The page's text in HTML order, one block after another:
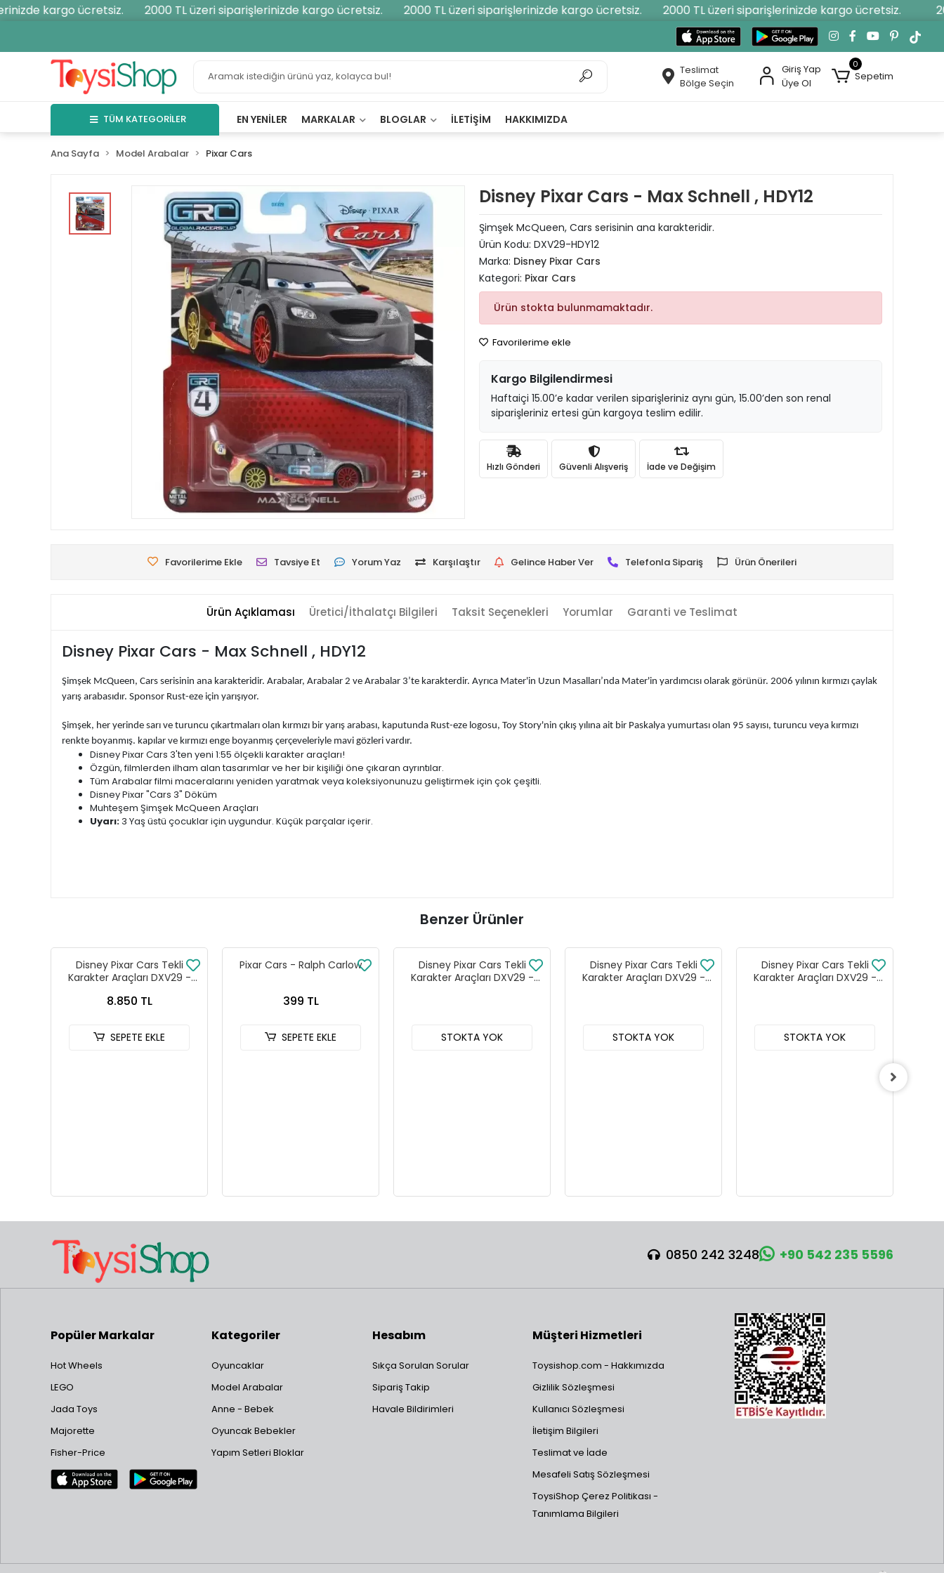
kargo ücretsiz. 2000 TL üzeri siparişlerinizde kargo ücretsiz. 2000 TL üzeri siparişlerinizde kargo ücretsiz. 2000 TL üzeri siparişlerinizde kargo ücretsiz.
Teslimat
Bölge Seçin
Giriş Yap
Üye Ol
0
Sepetim
TÜM KATEGORİLER EN YENILER MARKALAR BLOGLAR İLETIŞIM HAKKIMIZDA
Ana Sayfa Model Arabalar Pixar Cars
Disney Pixar Cars - Max Schnell , HDY12
Şimşek McQueen, Cars serisinin ana karakteridir.
Ürün Kodu: DXV29-HDY12
Marka: Disney Pixar Cars
Kategori: Pixar Cars
Ürün stokta bulunmamaktadır.
Favorilerime ekle
Kargo Bilgilendirmesi
Haftaiçi 15.00’e kadar verilen siparişleriniz aynı gün, 15.00’den son renal
siparişleriniz ertesi gün kargoya teslim edilir.
Hızlı Gönderi Güvenli Alışveriş İade ve Değişim
Favorilerime Ekle Tavsiye Et Yorum Yaz Karşılaştır Gelince Haber Ver Telefonla Sipariş Ürün Önerileri
Ürün Açıklaması Üretici/İthalatçı Bilgileri Taksit Seçenekleri Yorumlar Garanti ve Teslimat
Disney Pixar Cars - Max Schnell , HDY12
Şimşek McQueen, Cars serisinin ana karakteridir. Arabalar, Arabalar 2 ve Arabalar 3’te karakterdir. Ayrıca Mater'in Uzun Masalları’nda Mater'in yardımcısı olarak görünür. 2006 yılının kırmızı çaylak
yarış arabasıdır. Sponsor Rust-eze için yarışıyor.
Şimşek, her yerinde sarı ve turuncu çıkartmaları olan kırmızı bir yarış arabası, kaputunda Rust-eze logosu, Toy Story'nin çıkış yılına ait bir Paskalya yumurtası olan 95 sayısı, turuncu veya kırmızı
renkte boyanmış. kapılar ve kırmızı enge boyanmış çerçeveleriyle mavi gözleri vardır.
Disney Pixar Cars 3'ten yeni 1:55 ölçekli karakter araçları!
Özgün, filmlerden ilham alan tasarımlar ve her bir kişiliği öne çıkaran ayrıntılar.
Tüm Arabalar filmi maceralarını yeniden yaratmak veya koleksiyonunuzu geliştirmek için çok çeşitli.
Disney Pixar "Cars 3" Döküm
Muhteşem Şimşek McQueen Araçları
Uyarı:3 Yaş üstü çocuklar için uygundur. Küçük parçalar içerir.
Benzer Ürünler
Disney Pixar Cars Tekli
Karakter Araçları DXV29 -
8.850 TL
SEPETE EKLE
Pixar Cars - Ralph Carlow
399 TL
SEPETE EKLE
Disney Pixar Cars Tekli
Karakter Araçları DXV29 -
STOKTA YOK
Disney Pixar Cars Tekli
Karakter Araçları DXV29 -
STOKTA YOK
Disney Pixar Cars Tekli
Karakter Araçları DXV29 -
STOKTA YOK
0850 242 3248 +90 542 235 5596
Popüler Markalar
Hot Wheels
LEGO
Jada Toys
Majorette
Fisher-Price
Kategoriler
Oyuncaklar
Model Arabalar
Anne - Bebek
Oyuncak Bebekler
Yapım Setleri Bloklar
Hesabım
Sıkça Sorulan Sorular
Sipariş Takip
Havale Bildirimleri
Müşteri Hizmetleri
Toysishop.com - Hakkımızda
Gizlilik Sözleşmesi
Kullanıcı Sözleşmesi
İletişim Bilgileri
Teslimat ve İade
Mesafeli Satış Sözleşmesi
ToysiShop Çerez Politikası -
Tanımlama Bilgileri